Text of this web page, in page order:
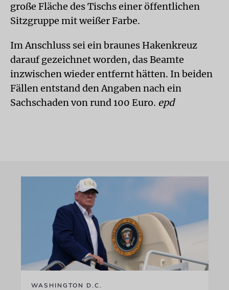
große Fläche des Tischs einer öffentlichen
Sitzgruppe mit weißer Farbe.
Im Anschluss sei ein braunes Hakenkreuz
darauf gezeichnet worden, das Beamte
inzwischen wieder entfernt hätten. In beiden
Fällen entstand den Angaben nach ein
Sachschaden von rund 100 Euro. epd
WASHINGTON D.C.